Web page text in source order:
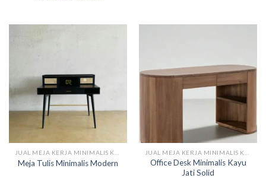
JUAL MEJA KERJA MINIMALIS KAYU
Meja Tulis Minimalis Modern
JUAL MEJA KERJA MINIMALIS KAYU
Office Desk Minimalis Kayu
Jati Solid